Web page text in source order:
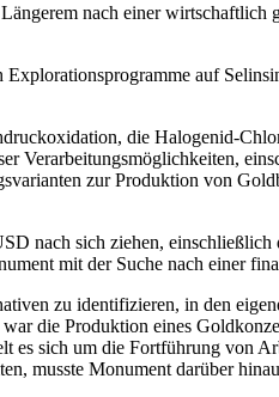
nach einer
auf
die Halogenid-
Verarbeitungsmöglichkeiten,
zur Produktion von
nach sich ziehen,
mit der Suche nach einer
zu identifizieren, in den
die Produktion eines
es sich um die Fortführung von
musste Monument darüber